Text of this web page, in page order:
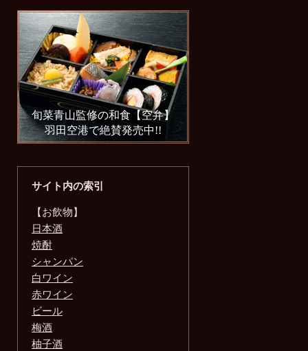
旬菜青山監修の和食【空弁】
羽田空港で絶賛発売中!!
サイト内の索引
【お飲物】
日本酒
焼酎
シャンパン
白ワイン
赤ワイン
ビール
梅酒
柚子酒